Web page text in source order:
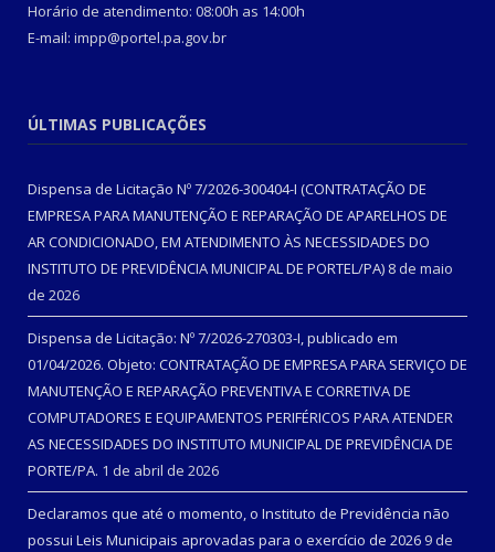
Horário de atendimento: 08:00h as 14:00h
E-mail: impp@portel.pa.gov.br
ÚLTIMAS PUBLICAÇÕES
Dispensa de Licitação Nº 7/2026-300404-I (CONTRATAÇÃO DE
EMPRESA PARA MANUTENÇÃO E REPARAÇÃO DE APARELHOS DE
AR CONDICIONADO, EM ATENDIMENTO ÀS NECESSIDADES DO
INSTITUTO DE PREVIDÊNCIA MUNICIPAL DE PORTEL/PA) 8 de maio
de 2026
Dispensa de Licitação: Nº 7/2026-270303-I, publicado em
01/04/2026. Objeto: CONTRATAÇÃO DE EMPRESA PARA SERVIÇO DE
MANUTENÇÃO E REPARAÇÃO PREVENTIVA E CORRETIVA DE
COMPUTADORES E EQUIPAMENTOS PERIFÉRICOS PARA ATENDER
AS NECESSIDADES DO INSTITUTO MUNICIPAL DE PREVIDÊNCIA DE
PORTE/PA. 1 de abril de 2026
Declaramos que até o momento, o Instituto de Previdência não
possui Leis Municipais aprovadas para o exercício de 2026 9 de